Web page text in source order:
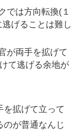
では方向転換(１
げることは難し
が両手を拡げて
て逃げる余地が
を拡げて立って
のが普通なんじ